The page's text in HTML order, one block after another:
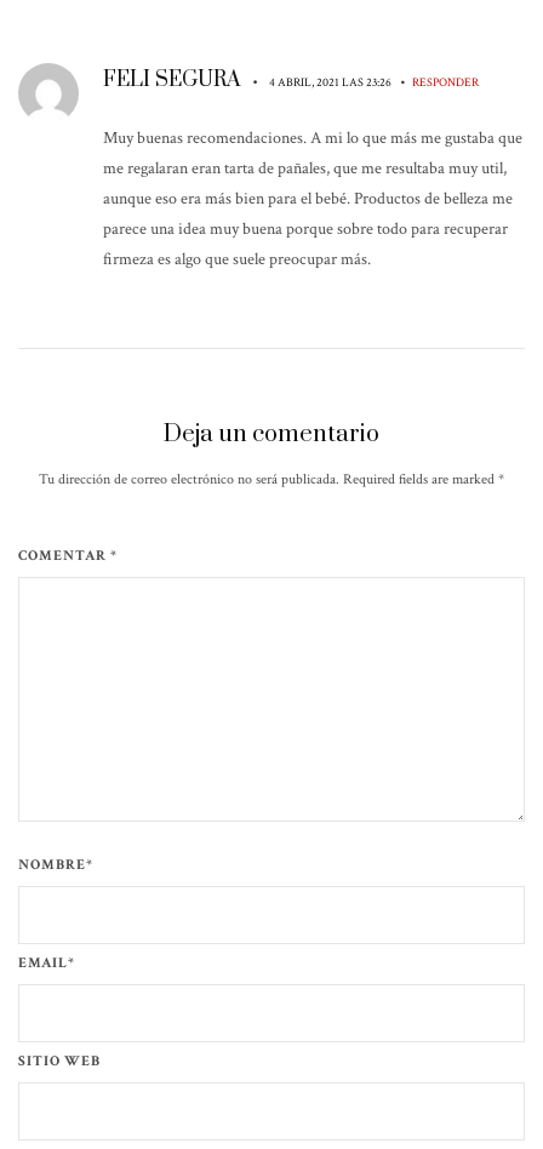
FELI SEGURA • 4 ABRIL, 2021 LAS 23:26 • RESPONDER
Muy buenas recomendaciones. A mi lo que más me gustaba que
me regalaran eran tarta de pañales, que me resultaba muy util,
aunque eso era más bien para el bebé. Productos de belleza me
parece una idea muy buena porque sobre todo para recuperar
firmeza es algo que suele preocupar más.
Deja un comentario
Tu dirección de correo electrónico no será publicada. Required fields are marked *
COMENTAR *
NOMBRE*
EMAIL*
SITIO WEB